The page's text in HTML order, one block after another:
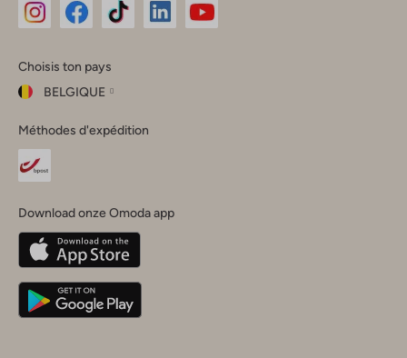
Instagram
Facebook
TikTok
Choisis ton pays
BELGIQUE
ton
pays
Fermer
Belgique(Français)
Deutschland
Méthodes d'expédition
Download onze Omoda app